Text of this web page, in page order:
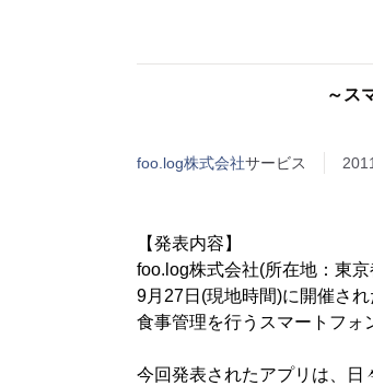
～ス
foo.log株式会社サービス
【発表内容】
foo.log株式会社(所在地：東
9月27日(現地時間)に開催さ
食事管理を行うスマートフォ
今回発表されたアプリは、日